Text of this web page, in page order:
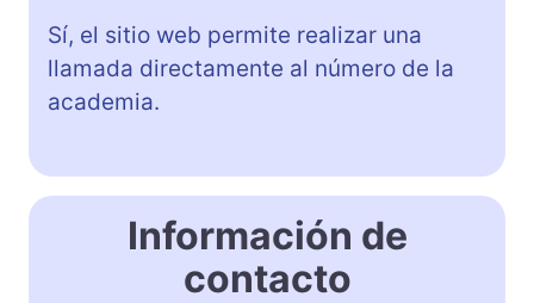
Sí, el sitio web permite realizar una
llamada directamente al número de la
academia.
Información de
contacto